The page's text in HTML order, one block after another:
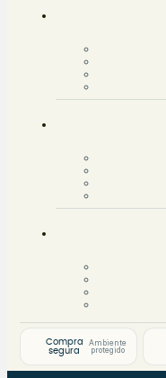
Compra
segura
Ambiente
protegido